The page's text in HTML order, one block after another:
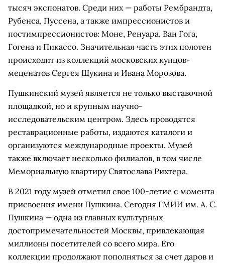
тысяч экспонатов. Среди них — работы Рембрандта,
Рубенса, Пуссена, а также импрессионистов и
постимпрессионистов: Моне, Ренуара, Ван Гога,
Гогена и Пикассо. Значительная часть этих полотен
происходит из коллекций московских купцов-
меценатов Сергея Щукина и Ивана Морозова.
Пушкинский музей является не только выставочной
площадкой, но и крупным научно-
исследовательским центром. Здесь проводятся
реставрационные работы, издаются каталоги и
организуются международные проекты. Музей
также включает несколько филиалов, в том числе
Мемориальную квартиру Святослава Рихтера.
В 2021 году музей отметил свое 100-летие с момента
присвоения имени Пушкина. Сегодня ГМИИ им. А. С.
Пушкина — одна из главных культурных
достопримечательностей Москвы, привлекающая
миллионы посетителей со всего мира. Его
коллекции продолжают пополняться за счет даров и